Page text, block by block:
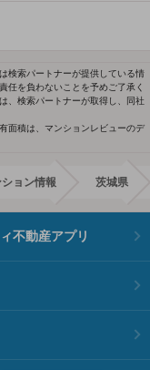
検索パートナーが提供している情
任を負わないことを予めご了承く
、検索パートナーが取得し、同社
面積は、マンションレビューのデ
ション情報 茨城県
不動産アプリ